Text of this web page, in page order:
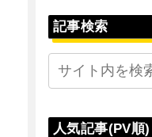
記事検索
人気記事(PV順)